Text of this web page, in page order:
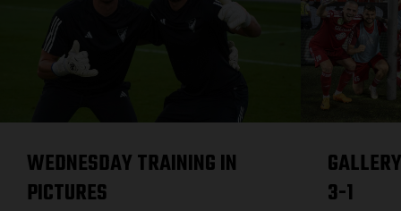
WEDNESDAY TRAINING IN
PICTURES
3-1